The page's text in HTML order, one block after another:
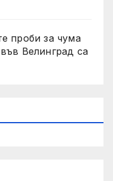
проби за чума
Велинград са